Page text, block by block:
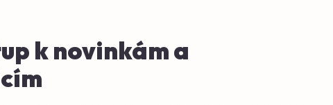
k novinkám a